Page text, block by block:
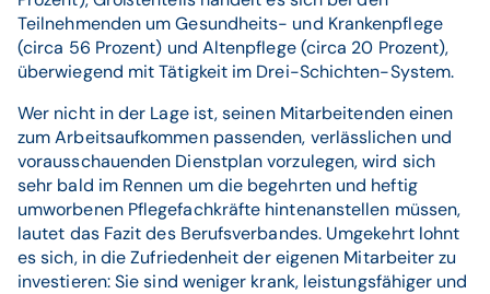
Teilnehmenden um Gesundheits- und Krankenpflege
(circa 56 Prozent) und Altenpflege (circa 20 Prozent),
überwiegend mit Tätigkeit im Drei-Schichten-System.
Wer nicht in der Lage ist, seinen Mitarbeitenden einen
zum Arbeitsaufkommen passenden, verlässlichen und
vorausschauenden Dienstplan vorzulegen, wird sich
sehr bald im Rennen um die begehrten und heftig
umworbenen Pflegefachkräfte hintenanstellen müssen,
lautet das Fazit des Berufsverbandes. Umgekehrt lohnt
es sich, in die Zufriedenheit der eigenen Mitarbeiter zu
investieren: Sie sind weniger krank, leistungsfähiger und